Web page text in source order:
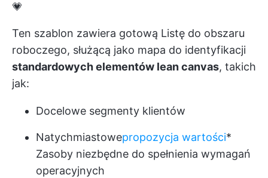
💗
Ten szablon zawiera gotową Listę do obszaru
roboczego, służącą jako mapa do identyfikacji
standardowych elementów lean canvas, takich
jak:
Docelowe segmenty klientów
Natychmiastowepropozycja wartości*
Zasoby niezbędne do spełnienia wymagań
operacyjnych